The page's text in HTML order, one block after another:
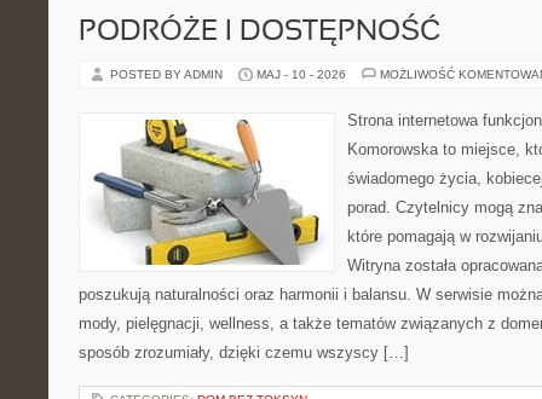
PODRÓŻE I DOSTĘPNOŚĆ
POSTED BY ADMIN MAJ - 10 - 2026 MOŻLIWOŚĆ
Strona internetowa
Komorowska to miejsce,
świadomego życia,
porad. Czytelnicy mogą
które pomagają w
Witryna została
poszukują naturalności oraz harmonii i balansu. W serwisie
mody, pielęgnacji, wellness, a także tematów związanych z
sposób zrozumiały, dzięki czemu wszyscy […]